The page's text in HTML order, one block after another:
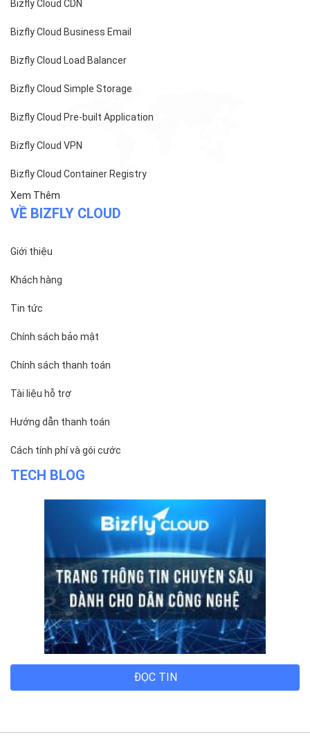
Bizfly Cloud CDN
Bizfly Cloud Business Email
Bizfly Cloud Load Balancer
Bizfly Cloud Simple Storage
Bizfly Cloud Pre-built Application
Bizfly Cloud VPN
Bizfly Cloud Container Registry
Xem Thêm
VỀ BIZFLY CLOUD
Giới thiệu
Khách hàng
Tin tức
Chính sách bảo mật
Chính sách thanh toán
Tài liệu hỗ trợ
Hướng dẫn thanh toán
Cách tính phí và gói cước
TECH BLOG
ĐỌC TIN